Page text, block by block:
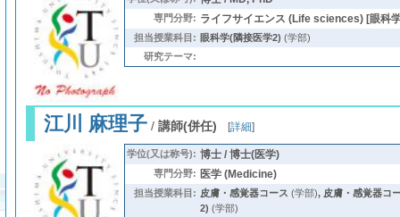
専門分野: ライフサイエンス (Life sciences) [眼科
担当授業科目: 眼科学(隣接医学2) (学部)
研究テーマ:
江川 麻理子/ 講師(併任) [詳細]
学位(又は称号): 博士 / 博士(医学)
専門分野: 医学 (Medicine)
担当授業科目: 皮膚・感覚器コース (学部), 皮膚・感覚器コ
2) (学部)